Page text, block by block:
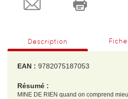
Description
EAN : 9782075187053
Résumé :
MINE DE RIEN quand on comprend